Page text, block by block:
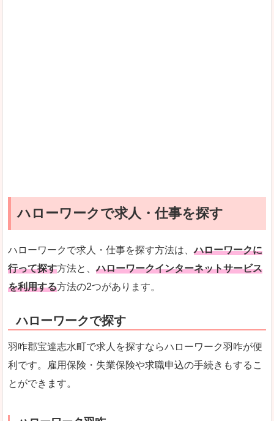
ハローワークで求人・仕事を探す
ハローワークで求人・仕事を探す方法は、ハローワークに
行って探す方法と、ハローワークインターネットサービス
を利用する方法の2つがあります。
ハローワークで探す
羽咋郡宝達志水町で求人を探すならハローワーク羽咋が便
利です。雇用保険・失業保険や求職申込の手続きもするこ
とができます。